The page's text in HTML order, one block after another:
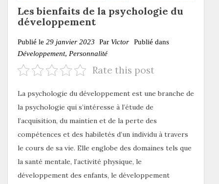
Les bienfaits de la psychologie du
développement
Publié le 29 janvier 2023 Par Victor
Publié dans
Développement, Personnalité
Rate this post
La psychologie du développement est une branche de
la psychologie qui s’intéresse à l’étude de
l’acquisition, du maintien et de la perte des
compétences et des habiletés d’un individu à travers
le cours de sa vie. Elle englobe des domaines tels que
la santé mentale, l’activité physique, le
développement des enfants, le développement